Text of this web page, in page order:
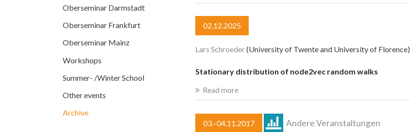
Oberseminar Darmstadt
Oberseminar Frankfurt
Oberseminar Mainz
Workshops
Summer- /Winter School
Other events
Archive
02.12.2025
Lars Schroeder(University of Twente and University of Florence)
Stationary distribution of node2vec random walks
Read more
03.–04.11.2017 Andere Veranstaltungen